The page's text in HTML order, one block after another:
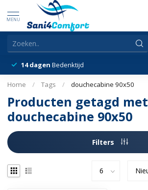
MENU
14 dagen Bedenktijd
Home / Tags / douchecabine 90x50
Producten getagd met
douchecabine 90x50
Filters